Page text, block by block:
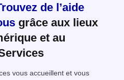
de l’aide
grâce aux lieux
et au
vous accueillent et vous